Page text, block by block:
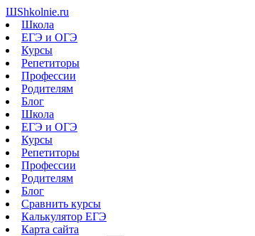
ШShkolnie.ru
Школа
ЕГЭ и ОГЭ
Курсы
Репетиторы
Профессии
Родителям
Блог
Школа
ЕГЭ и ОГЭ
Курсы
Репетиторы
Профессии
Родителям
Блог
Сравнить курсы
Калькулятор ЕГЭ
Карта сайта